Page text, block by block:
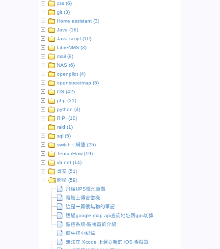
css (6)
git (3)
Home assistant (3)
Java (16)
Java script (10)
LibreNMS (3)
mail (9)
NAS (6)
openpilot (4)
openstreetmap (5)
OS (42)
php (31)
python (4)
R PI (10)
raid (1)
sql (5)
switch、網通 (25)
TensorFlow (19)
vb.net (14)
資安 (51)
閒聊 (59)
飛瑞UPS電池重置
電腦上傳會當機
這是一篇很無聊的筆記
透過google map api查詢地址跟gps切換
監控系統-監視器的介紹
煎牛排小紀錄
無法在 Xcode 上建立新的 iOS 模擬器